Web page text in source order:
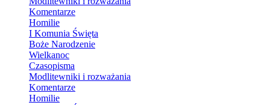
Komentarze
Homilie
I Komunia Święta
Boże Narodzenie
Wielkanoc
Czasopisma
Modlitewniki i rozważania
Komentarze
Homilie